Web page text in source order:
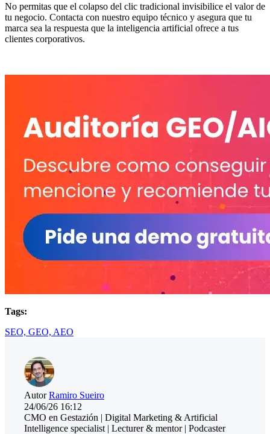
No permitas que el colapso del clic tradicional invisibilice el valor de
tu negocio. Contacta con nuestro equipo técnico y asegura que tu
marca sea la respuesta que la inteligencia artificial ofrece a tus
clientes corporativos.
Tags:
SEO, GEO, AEO
AutorRamiro Sueiro
24/06/26 16:12
CMO en Gestazión | Digital Marketing & Artificial
Intelligence specialist | Lecturer & mentor | Podcaster